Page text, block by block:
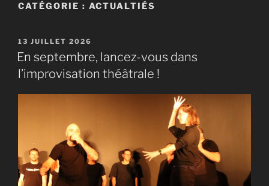
CATÉGORIE : ACTUALTIÉS
PUBLIÉ
LE
13 JUILLET 2026
En septembre, lancez-vous dans
l’improvisation théâtrale !